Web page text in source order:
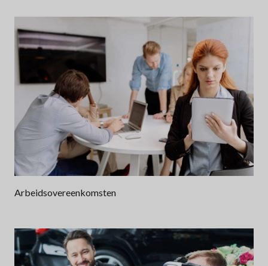
Arbeidsovereenkomsten